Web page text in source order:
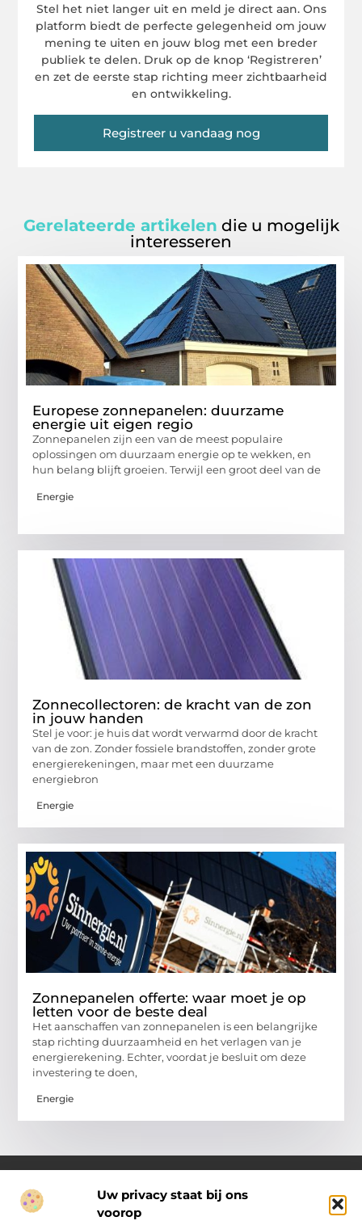
Uw privacy staat bij ons
voorop
Stel het niet langer uit en meld je direct aan. Ons
platform biedt de perfecte gelegenheid om jouw
mening te uiten en jouw blog met een breder
publiek te delen. Druk op de knop ‘Registreren’
en zet de eerste stap richting meer zichtbaarheid
en ontwikkeling.
Registreer u vandaag nog
Gerelateerde artikelen die u mogelijk
interesseren
Europese zonnepanelen: duurzame
energie uit eigen regio
Zonnepanelen zijn een van de meest populaire
oplossingen om duurzaam energie op te wekken, en
hun belang blijft groeien. Terwijl een groot deel van de
Energie
Zonnecollectoren: de kracht van de zon
in jouw handen
Stel je voor: je huis dat wordt verwarmd door de kracht
van de zon. Zonder fossiele brandstoffen, zonder grote
energierekeningen, maar met een duurzame
energiebron
Energie
Zonnepanelen offerte: waar moet je op
letten voor de beste deal
Het aanschaffen van zonnepanelen is een belangrijke
stap richting duurzaamheid en het verlagen van je
energierekening. Echter, voordat je besluit om deze
investering te doen,
Energie
Over Pakhuisroosendaal.nl